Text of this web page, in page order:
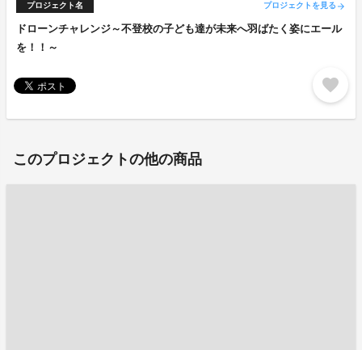
プロジェクト名 プロジェクトを見る arrow_forward
ドローンチャレンジ～不登校の子ども達が未来へ羽ばたく姿にエール
を！！～
favorite
このプロジェクトの他の商品